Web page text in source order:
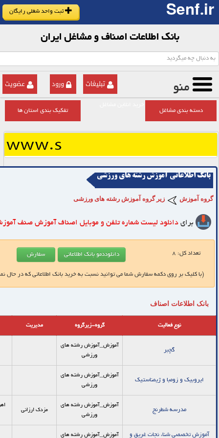
Senf.ir ثبت واحد شغلی رایگان
بانک اطلاعات اصناف و مشاغل ایران
منو عضویت ورود تبلیغات
دسته بندی مشاغل
تفکیک بندی استان ها
بانک اطلاعاتی آموزش رشته های ورزشی
گروه آموزش زیر گروه آموزش رشته های ورزشی
برای دانلود لیست شماره تلفن و موبایل اصناف آموزش صنف
تعداد کل: 8
(با کلیک بر روی دکمه سفارش شما می توانید نسبت به خرید بانک اطلاعاتی که در حال
بانک اطلاعات اصناف
نوع فعالیت گروه-زیرگروه مدیریت
گچبر
آموزش_آموزش رشته های
ورزشی
ایروبیک و زومبا و ژیمناستیک
آموزش_آموزش رشته های
ورزشی
مدرسه شطرنج
آموزش_آموزش رشته های
ورزشی
مزدک ارزانی
آموزش تخصصی شنا، نجات غریق و آموزش_آموزش رشته های